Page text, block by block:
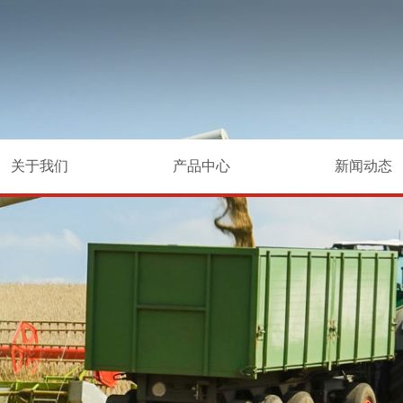
关于我们 产品中心 新闻动态